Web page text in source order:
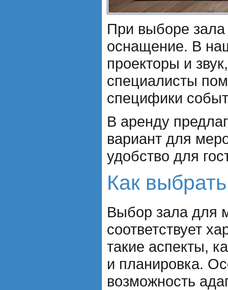
При выборе зала
оснащение. В
проекторы и
специалисты
специфики
В аренду
вариант для
удобство для
Как
Выбор зала для
соответствует
такие аспекты,
и планировка.
возможность